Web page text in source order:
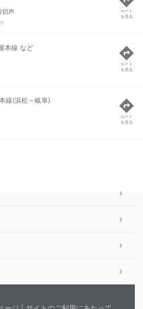
切声
ルート
を見る
本線 など
ルート
を見る
線(浜松～岐阜)
ルート
を見る